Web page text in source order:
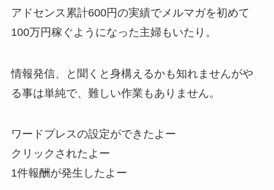
アドセンス累計600円の実績でメルマガを初めて
100万円稼ぐようになった主婦もいたり。
情報発信、と聞くと身構えるかも知れませんがや
る事は単純で、難しい作業もありません。
ワードプレスの設定ができたよー
クリックされたよー
1件報酬が発生したよー